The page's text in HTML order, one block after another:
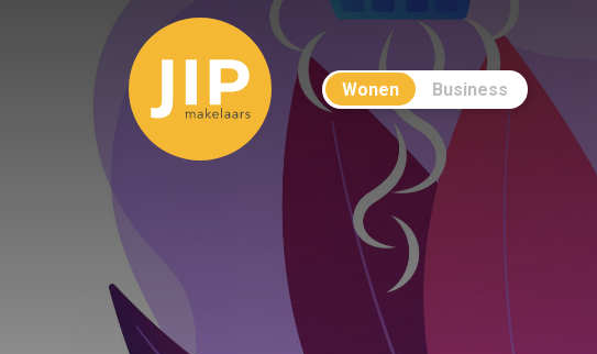
Wonen Business